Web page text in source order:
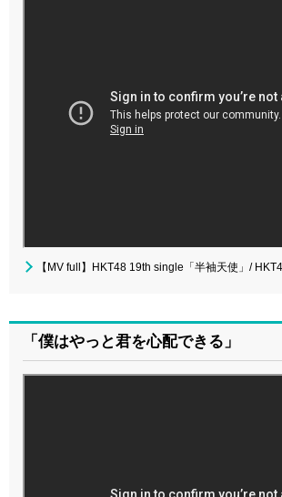
【MV full】HKT48 19th single「半袖天使」/
「僕はやっと君を心配できる」